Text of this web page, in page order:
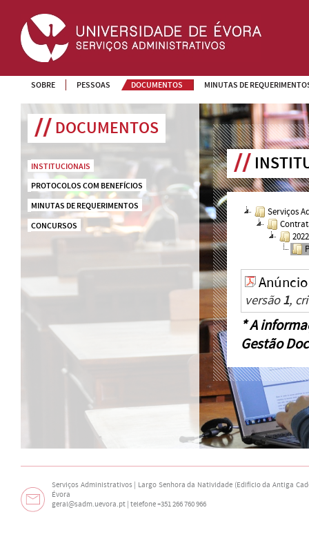
SOBRE PESSOAS DOCUMENTOS MINUTAS DE
DOCUMENTOS
INSTITUCIONAIS
PROTOCOLOS COM BENEFÍCIOS
MINUTAS DE REQUERIMENTOS
CONCURSOS
Serviços
2022
versão1,
* A
Gestão
Serviços Administrativos | Largo Senhora da Natividade (Edifício da Antiga
Évora
geral@sadm.uevora.pt | telefone +351 266 760 966